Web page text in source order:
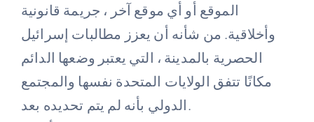
الموقع أو أي موقع آخر ، جريمة قانونية
وأخلاقية. من شأنه أن يعزز مطالبات إسرائيل
الحصرية بالمدينة ، التي يعتبر وضعها الدائم
مكانًا تتفق الولايات المتحدة نفسها والمجتمع
الدولي بأنه لم يتم تحديده بعد.